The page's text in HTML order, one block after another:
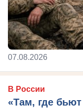
07.08.2026
В России
«Там, где